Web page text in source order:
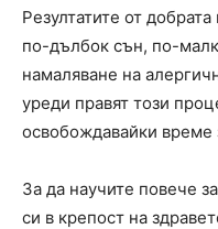
Резултатите от
по-дълбок сън, по-
намаляване на
уреди правят този
освобождавайки
За да научите повече
си в крепост на